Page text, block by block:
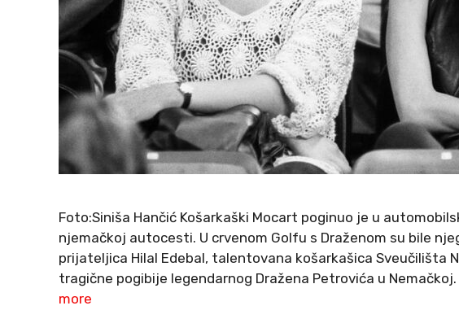
Foto:Siniša Hančić Košarkaški Mocart poginuo je u
njemačkoj autocesti. U crvenom Golfu s Draženom su bile
prijateljica Hilal Edebal, talentovana košarkašica Sveučilišta
tragične pogibije legendarnog Dražena Petrovića u
more